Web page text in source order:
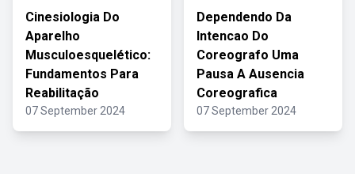
Cinesiologia Do
Aparelho
Musculoesquelético:
Fundamentos Para
Reabilitação
07 September 2024
Dependendo Da
Intencao Do
Coreografo Uma
Pausa A Ausencia
Coreografica
07 September 2024